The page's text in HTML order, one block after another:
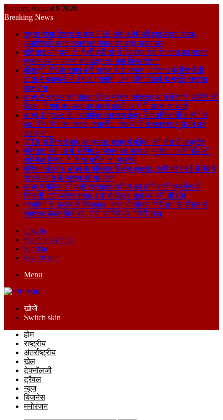
Sunday, August 9 2026
Breaking News
सुस्ता सीमा विवाद के बीच SSB और APF की हाई-लेवल बैठक,
यथास्थिति बनाए रखने पर नेपाल का बड़ा आश्वासन
पतिलार सीएचसी के हेल्दी बेबी शो में प्रियंका देवी के लाल का जलवा,
प्रथम स्थान प्राप्त कर क्षेत्र का नाम किया रोशन
वीआईपी दौरे के समय बनी सड़क बनी आफत, पतिलार के मिश्रौली
टोला में बदहाली से बेहाल ग्रामीण, जनप्रतिनिधियों के प्रति गहराया
आक्रोश
बगहा में चहलूम को लेकर पुलिस मुस्तैद: चौतरवा थाने में शांति समिति की
बैठक, नियमों का उल्लंघन करने वालों पर होगी सख्त कार्रवाई
बगहा-1 प्रखंड के प्राथमिक स्वास्थ्य केंद्र में जलनिकासी न होने से
बढ़ा बीमारियों का खतरा, स्थानीय निवासियों ने व्यवस्था सुधारने की
उठाई मांग।
VTR से निकले बाघ का हमला, बगहा में महिला की मौत से आक्रोश
पतिलार पंचायत में फॉगिंग अभियान का आगाज, मुखिया प्रतिनिधि डॉ.
अभिषेक मिश्रा ने किया मशीन का शुभारंभ
पश्चिम चंपारण: बगहा के पतिलार में बड़ा हादसा, पानी भरे गड्ढे में गिरने
से एक साल के मासूम की गई जान
बगहा में पुलिस की बड़ी स्ट्राइक: मरीजों को ढोने वाली एम्बुलेंस से
निकली 157 लीटर शराब, UP से बिहार लाई जा रही थी खेप
ग्रामीणों के इलाज से खिलवाड़: बगहा में औचक निरीक्षण के दौरान दो
स्वास्थ्य केंद्र मिले बंद, दोषी कर्मियों पर गिरेगी गाज
Log In
Random Article
Sidebar
Switch skin
Menu
खोजें
Switch skin
होम
राष्ट्रीय
अंतर्राष्ट्रीय
खेल
टेक्नॉलजी
ट्रैवल
न्यूज
बिजनेस
मनोरंजन